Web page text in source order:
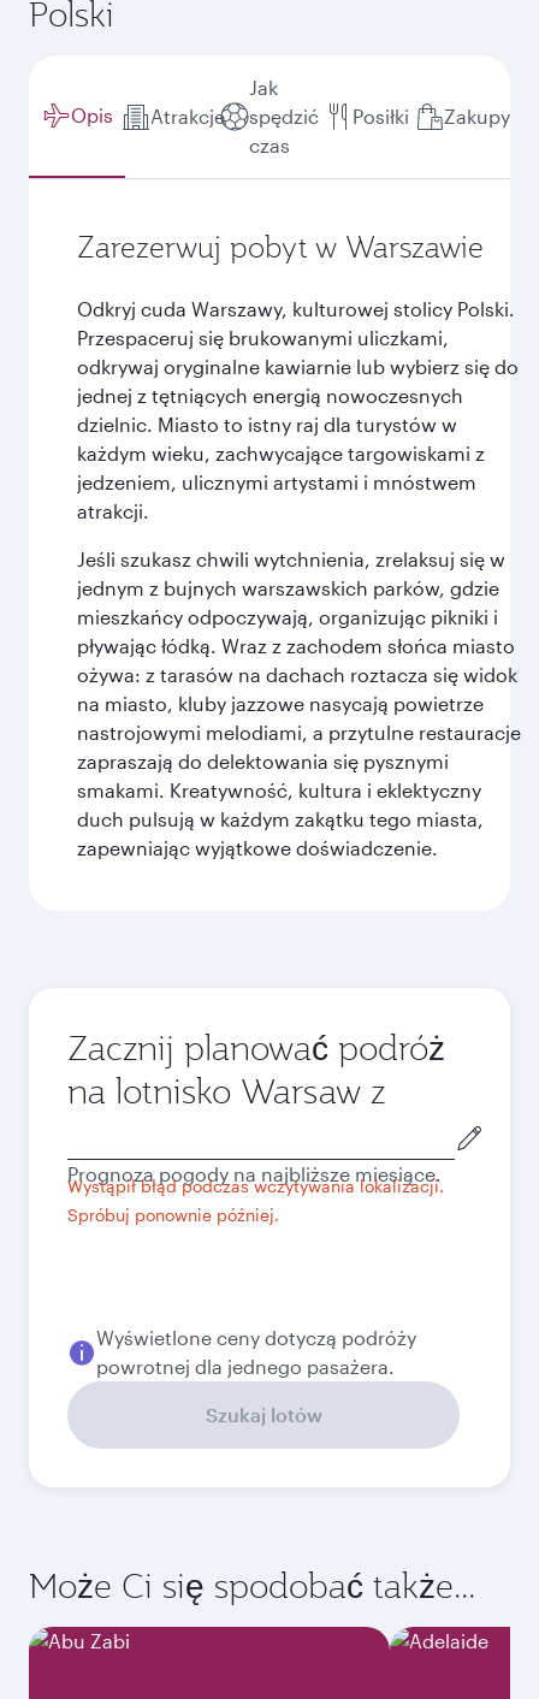
Polski
Opis Atrakcje
Jak
spędzić
czas
Posiłki Zakupy
Zarezerwuj pobyt w Warszawie
Odkryj cuda Warszawy, kulturowej stolicy Polski.
Przespaceruj się brukowanymi uliczkami,
odkrywaj oryginalne kawiarnie lub wybierz się do
jednej z tętniących energią nowoczesnych
dzielnic. Miasto to istny raj dla turystów w
każdym wieku, zachwycające targowiskami z
jedzeniem, ulicznymi artystami i mnóstwem
atrakcji.
Jeśli szukasz chwili wytchnienia, zrelaksuj się w
jednym z bujnych warszawskich parków, gdzie
mieszkańcy odpoczywają, organizując pikniki i
pływając łódką. Wraz z zachodem słońca miasto
ożywa: z tarasów na dachach roztacza się widok
na miasto, kluby jazzowe nasycają powietrze
nastrojowymi melodiami, a przytulne restauracje
zapraszają do delektowania się pysznymi
smakami. Kreatywność, kultura i eklektyczny
duch pulsują w każdym zakątku tego miasta,
zapewniając wyjątkowe doświadczenie.
Zacznij planować podróż
na lotnisko Warsaw z
wylotu
Wystąpił błąd podczas wczytywania lokalizacji.
Spróbuj ponownie później.
Prognoza pogody na najbliższe miesiące.
Wyświetlone ceny dotyczą podróży
powrotnej dla jednego pasażera.
Szukaj lotów
Może Ci się spodobać także...